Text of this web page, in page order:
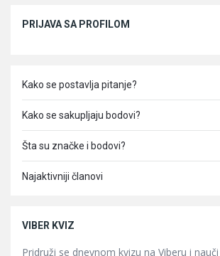
PRIJAVA SA PROFILOM
Kako se postavlja pitanje?
Kako se sakupljaju bodovi?
Šta su značke i bodovi?
Najaktivniji članovi
VIBER KVIZ
Pridruži se dnevnom kvizu na Viberu i